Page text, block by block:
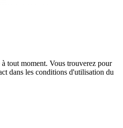
tout moment. Vous trouverez pour
dans les conditions d'utilisation du